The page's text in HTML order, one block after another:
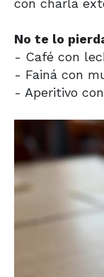
con charla
No te lo
- Café con
- Fainá con
- Aperitivo